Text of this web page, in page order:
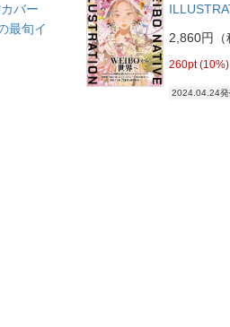
バー
最旬イ
2,860円（
260pt (10%)
2024.04.24発